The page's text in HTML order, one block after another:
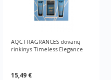
AQC FRAGRANCES dovanų
rinkinys Timeless Elegance
15,49 €